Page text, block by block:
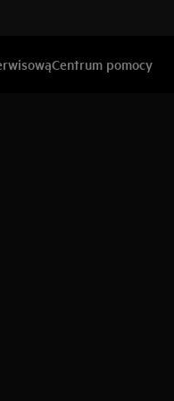
Centrum pomocy